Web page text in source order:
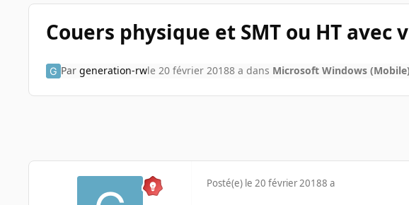
Couers physique et SMT ou HT avec
Par generation-rwle 20 février 20188 a dans Microsoft Windows (Mobile)
Posté(e) le 20 février 20188 a